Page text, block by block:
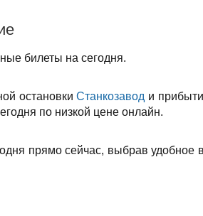
билеты на сегодня.
остановкиСтанкозавод и
по низкой цене онлайн.
прямо сейчас, выбрав